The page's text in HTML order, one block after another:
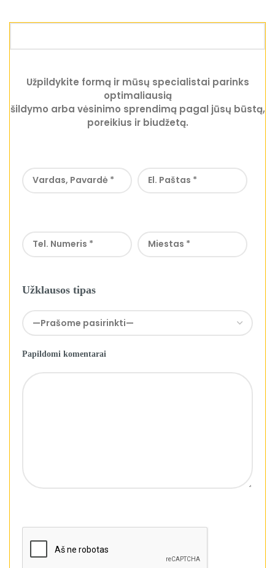
Užpildykite formą ir mūsų specialistai parinks
optimaliausią
šildymo arba vėsinimo sprendimą pagal jūsų būstą,
poreikius ir biudžetą.
Užklausos tipas
Papildomi komentarai